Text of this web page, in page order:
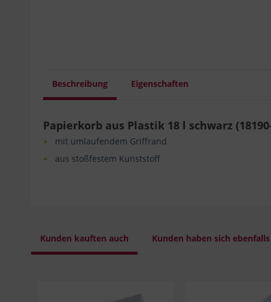
Beschreibung Eigenschaften
Papierkorb aus Plastik 18 l schwarz
mit umlaufendem Griffrand
aus stoßfestem Kunststoff
Kunden kauften auch Kunden haben sich